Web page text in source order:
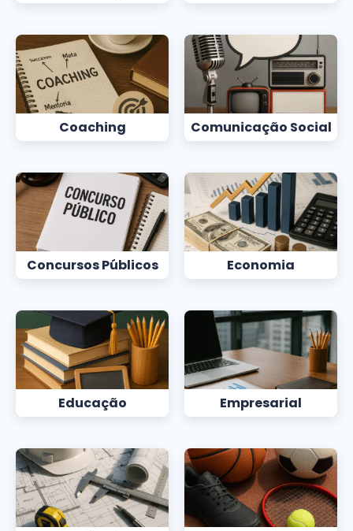
Coaching Comunicação Social
Concursos Públicos Economia
Educação Empresarial